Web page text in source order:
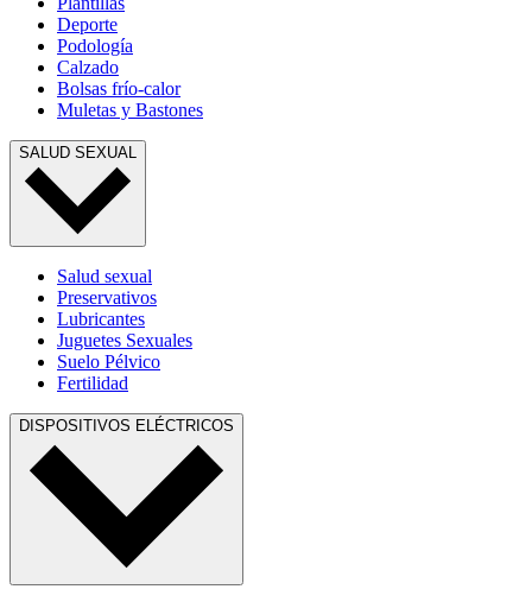
Deporte
Podología
Calzado
Bolsas frío-calor
Muletas y Bastones
SALUD SEXUAL
Salud sexual
Preservativos
Lubricantes
Juguetes Sexuales
Suelo Pélvico
Fertilidad
DISPOSITIVOS ELÉCTRICOS